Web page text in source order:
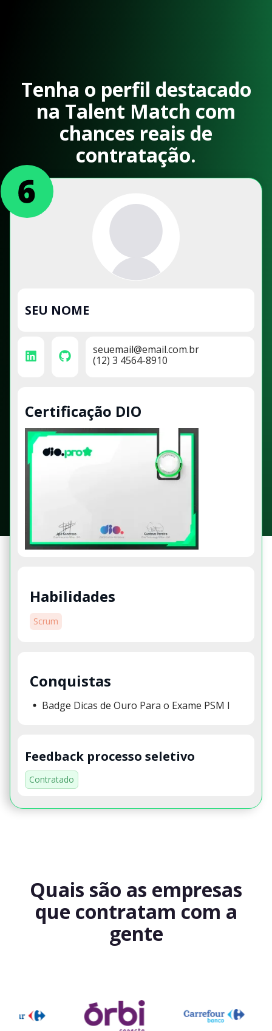
Tenha o perfil destacado
na Talent Match com
chances reais de
contratação.
SEU NOME
seuemail@email.com.br
(12) 3 4564-8910
Certificação DIO
Habilidades
Scrum
Conquistas
Badge Dicas de Ouro Para o Exame PSM I
Feedback processo seletivo
Contratado
Quais são as empresas
que contratam com a
gente